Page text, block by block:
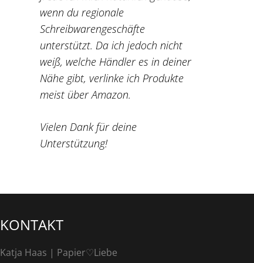
wenn du regionale
Schreibwarengeschäfte
unterstützt. Da ich jedoch nicht
weiß, welche Händler es in deiner
Nähe gibt, verlinke ich Produkte
meist über Amazon.
Vielen Dank für deine
Unterstützung!
KONTAKT
Katja Haas | Papier♡Liebe